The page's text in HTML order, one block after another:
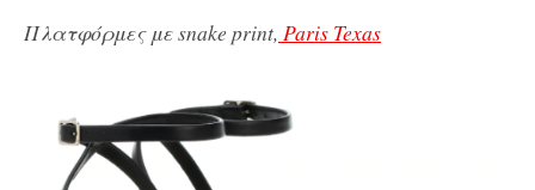
Πλατφόρμες με snake print, Paris Texas